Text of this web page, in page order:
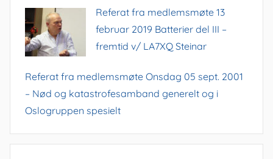
Referat fra medlemsmøte 13
februar 2019 Batterier del III –
fremtid v/ LA7XQ Steinar
Referat fra medlemsmøte Onsdag 05 sept. 2001
– Nød og katastrofesamband generelt og i
Oslogruppen spesielt